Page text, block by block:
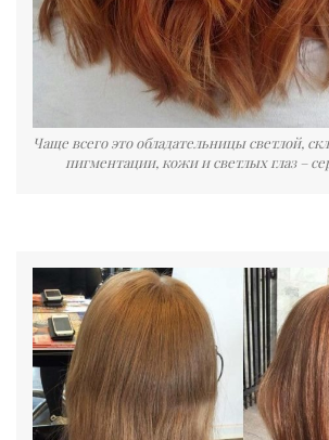
Чаще всего это обладательницы светлой,
пигментации, кожи и светлых глаз –